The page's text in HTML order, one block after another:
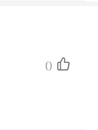
链接，引
环
大家都
接、色情
0